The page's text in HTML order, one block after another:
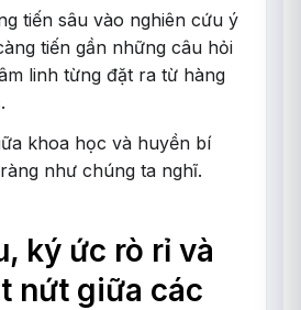
tiến sâu vào nghiên cứu ý
tiến gần những câu hỏi
linh từng đặt ra từ hàng
khoa học và huyền bí
như chúng ta nghĩ.
ký ức rò rỉ và
nứt giữa các